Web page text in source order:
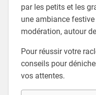
par les petits et les
une ambiance
modération, autour
Pour réussir votre
conseils pour
vos attentes.